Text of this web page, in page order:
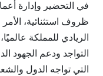
في التحضير وإدارة
ظروف استثنائية،
الريادي للمملكة
التواجد ودعم الجهود
التي تواجه الدول